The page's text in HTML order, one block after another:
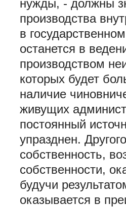
нужды, - должны
производства
в
останется в
производством
которых будет
наличие
живущих
постоянный
упразднен.
собственность,
собственности,
будучи
оказывается в